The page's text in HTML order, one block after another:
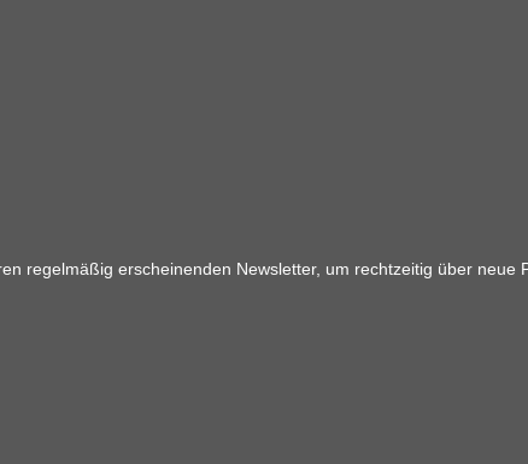
regelmäßig erscheinenden Newsletter, um rechtzeitig über neue